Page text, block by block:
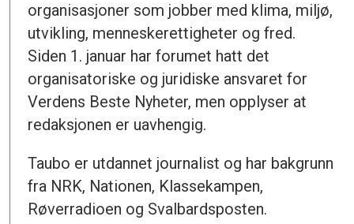
organisasjoner som jobber med klima, miljø,
utvikling, menneskerettigheter og fred.
Siden 1. januar har forumet hatt det
organisatoriske og juridiske ansvaret for
Verdens Beste Nyheter, men opplyser at
redaksjonen er uavhengig.
Taubo er utdannet journalist og har bakgrunn
fra NRK, Nationen, Klassekampen,
Røverradioen og Svalbardsposten.